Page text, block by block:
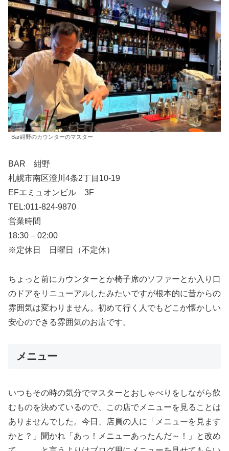
Bar紺野のカウンターのマスター
BAR 紺野
札幌市南区澄川4条2丁目10-19
EFエミュオンビル 3F
TEL:011-824-9870
営業時間
18:30 – 02:00
※定休日 日曜日（不定休）
ちょっと前にカウンターとか椅子席のソファーとか入り口
のドアをリニューアルしたみたいですが根本的に昔からの
雰囲気は変わりません。初めて行く人でもどこか懐かしい
安心のできる雰囲気のお店です。
メニュー
いつもその時の気分でマスターとおしゃべりをしながら飲
むものを決めているので、この店でメニューを見ることは
ありませんでした。今日、店員の人に「メニューを見ます
かと？」聞かれ「あっ！メニューあったんだ～！」と改め